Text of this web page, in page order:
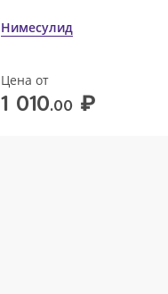
Нимесулид
Цена от
1 010.00 ₽